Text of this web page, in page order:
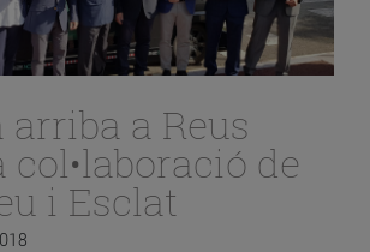
arriba a Reus
col•laboració de
i Esclat